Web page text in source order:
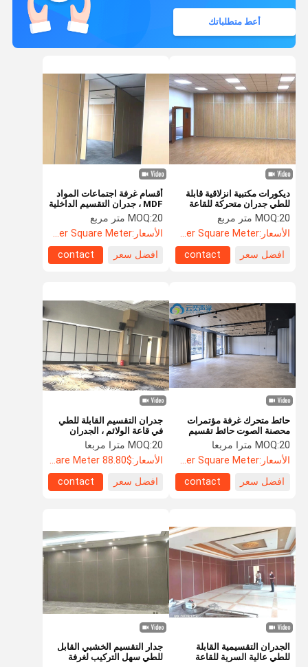
أعط متطلباتك
ديكورات مكتبية انزلاقية قابلة
للطي جدران متحركة للقاعة
MOQ:20 متر مربع
الأسعار:US$104.8 Per Square Meter
افضل سعر
contact
أقسام غرفة اجتماعات المواد
MDF ، جدران التقسيم الداخلية
المنقولة
MOQ:20 متر مربع
الأسعار:US$85 Per Square Meter
افضل سعر
contact
حائط متحرك غرفة مؤتمرات
محصنة الصوت حائط تقسيم
متحرك
MOQ:20 مترا مربعا
الأسعار:US$135.8 Per Square Meter
افضل سعر
contact
جدران التقسيم القابلة للطي
في قاعة الولائم ، الجدران
الصوتية المنقولة
MOQ:20 مترا مربعا
الأسعار:$88.80 Per Square Meter
افضل سعر
contact
الجدران التقسيمية القابلة
للطي عالية السرية للقاعة
جدار التقسيم الخشبي القابل
للطي سهل التركيب لغرفة